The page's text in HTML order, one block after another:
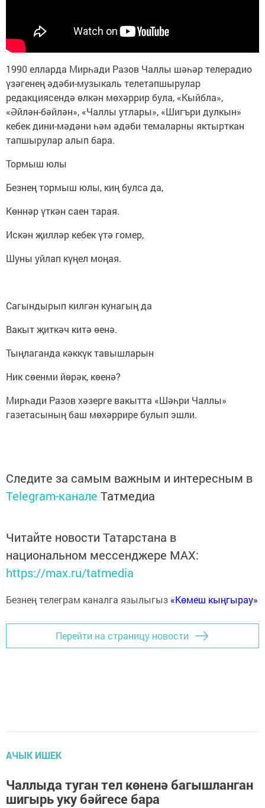
1990 елларда Мирһади Разов Чаллы шәһәр телерадио
үзәгенең әдәби-музыкаль телетапшырулар
редакциясендә өлкән мөхәррир була, «Кыйбла»,
«Әйлән-бәйлән», «Чаллы утлары», «Шигъри дулкын»
кебек дини-мәдәни һәм әдәби темаларны яктырткан
тапшырулар алып бара.
Тормыш юлы
Безнең тормыш юлы, киң булса да,
Көннәр үткән саен тарая.
Искән җилләр кебек үтә гомер,
Шуны уйлап күңел моңая.
Сагындырып килгән кунагың да
Вакыт җиткәч китә өенә.
Тыңлаганда кәккүк тавышларын
Ник сөенми йөрәк, көенә?
Мирһади Разов хәзерге вакытта «Шәһри Чаллы»
газетасының баш мөхәррире булып эшли.
Следите за самым важным и интересным в
Telegram-канале Татмедиа
Читайте новости Татарстана в
национальном мессенджере MАХ:
https://max.ru/tatmedia
Безнең телеграм каналга язылыгыз «Көмеш кыңгырау»
Перейти на страницу новости
АЧЫК ИШЕК
Чаллыда туган тел көненә багышланган
шигырь уку бәйгесе бара